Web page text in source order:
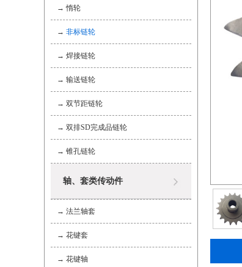
→惰轮
→ 非标链轮
→ 焊接链轮
→ 输送链轮
→ 双节距链轮
→ 双排SD完成品链轮
→ 锥孔链轮
轴、套类传动件
→ 法兰轴套
→ 花键套
→ 花键轴